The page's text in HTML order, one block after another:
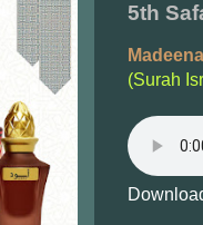
5th
(Surah